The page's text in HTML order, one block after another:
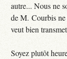
autre... Nous ne
de M. Courbis
veut bien
Soyez plutôt